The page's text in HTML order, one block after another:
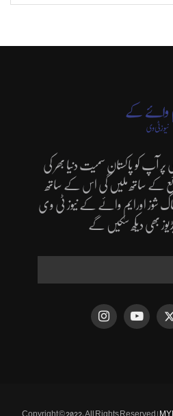
آپ کو پاکستان سمیت دنیا بھر کی
کے ساتھ ملیں گی اس کے ساتھ
شوز اورایم وائے کے نیوز ٹی وی
بھی دیکھ سکیں گے
Copyright © 2022, All Rights Reserved |